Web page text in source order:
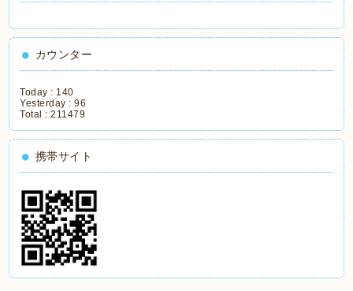
カウンター
Today : 140
Yesterday :96
Total :211479
携帯サイト